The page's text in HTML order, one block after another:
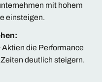
mit hohem
einsteigen.
die Performance
deutlich steigern.